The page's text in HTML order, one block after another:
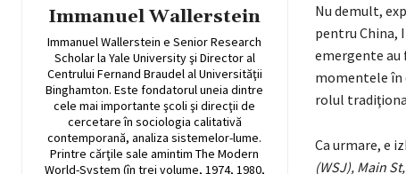
Immanuel Wallerstein
Immanuel Wallerstein e Senior Research
Scholar la Yale University şi Director al
Centrului Fernand Braudel al Universităţii
Binghamton. Este fondatorul uneia dintre
cele mai importante şcoli şi direcţii de
cercetare în sociologia calitativă
contemporană, analiza sistemelor-lume.
Printre cărţile sale amintim The Modern
World-System (în trei volume, 1974, 1980,
Nu demult,
pentru China,
emergente au
momentele în
rolul
Ca urmare, e
(WSJ), Main